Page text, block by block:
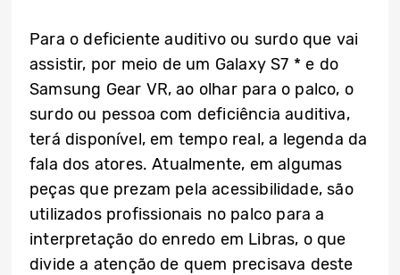
Para o deficiente auditivo ou surdo que vai
assistir, por meio de um Galaxy S7 * e do
Samsung Gear VR, ao olhar para o palco, o
surdo ou pessoa com deficiência auditiva,
terá disponível, em tempo real, a legenda da
fala dos atores. Atualmente, em algumas
peças que prezam pela acessibilidade, são
utilizados profissionais no palco para a
interpretação do enredo em Libras, o que
divide a atenção de quem precisava deste